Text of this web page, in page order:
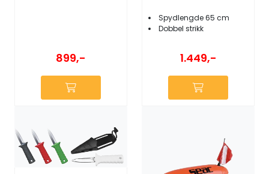
899,-
Spydlengde 65 cm
Dobbel strikk
1.449,-